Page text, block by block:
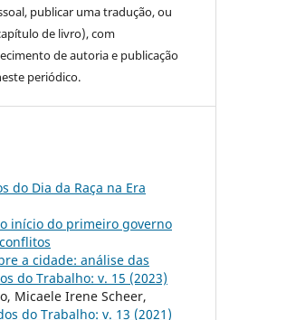
publicar uma tradução, ou
de livro), com
de autoria e publicação
periódico.
do Dia da Raça na Era
início do primeiro governo
a cidade: análise das
do Trabalho: v. 15 (2023)
Micaele Irene Scheer,
do Trabalho: v. 13 (2021)